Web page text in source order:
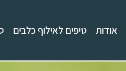
אודות טיפים לאילוף כלבים